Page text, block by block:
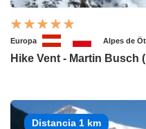
Europa Alpes de
Hike Vent - Martin Busch
Distancia 1 km